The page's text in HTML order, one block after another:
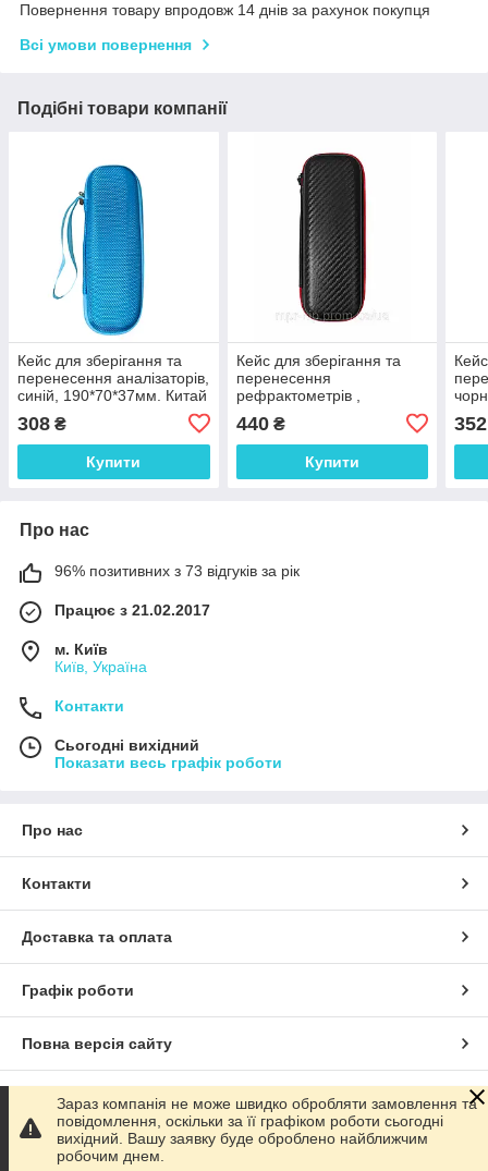
Повернення товару впродовж 14 днів за рахунок покупця
Всі умови повернення
Подібні товари компанії
Кейс для зберігання та
перенесення аналізаторів,
синій, 190*70*37мм. Китай
308 ₴
Купити
Кейс для зберігання та
перенесення
рефрактометрів ,
противоударний та
пилозахисний, 215*80*50
мм. Китай
440₴
Купити
352
Про нас
96% позитивних з 73 відгуків за рік
Працює з 21.02.2017
м. Київ
Київ, Україна
Контакти
Сьогодні вихідний
Показати весь графік роботи
Про нас
Контакти
Доставка та оплата
Графік роботи
Повна версія сайту
Сайт створено на маркетплейсі Prom.ua
Політика конфіденційності
Зараз компанія не може швидко обробляти замовлення та
повідомлення, оскільки за її графіком роботи сьогодні
вихідний. Вашу заявку буде оброблено найближчим
робочим днем.